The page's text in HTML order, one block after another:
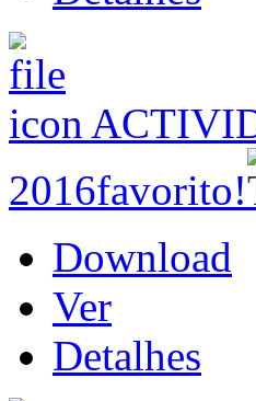
2016favorito!
Download
Ver
Detalhes